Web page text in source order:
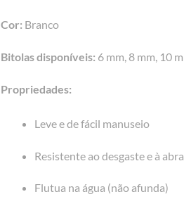
Cor: Branco
Bitolas disponíveis: 6 mm, 8 mm, 10
Propriedades:
Leve e de fácil manuseio
Resistente ao desgaste e à
Flutua na água (não afunda)